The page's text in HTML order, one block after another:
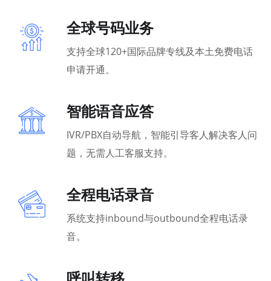
全球号码业务
支持全球120+国际品牌专线及本土免费电话
申请开通。
智能语音应答
IVR/PBX自动导航，智能引导客人解决客人问
题，无需人工客服支持。
全程电话录音
系统支持inbound与outbound全程电话录
音。